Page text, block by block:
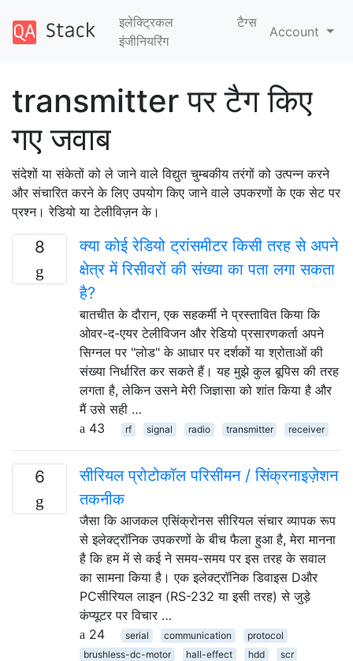
इलेक्ट्रिकल
इंजीनियरिंग
टैग्‍स
Account
transmitter पर टैग किए
गए जवाब
संदेशों या संकेतों को ले जाने वाले विद्युत चुम्बकीय तरंगों को उत्पन्न करने
और संचारित करने के लिए उपयोग किए जाने वाले उपकरणों के एक सेट पर
प्रश्न। रेडियो या टेलीविज़न के।
8
क्या कोई रेडियो ट्रांसमीटर किसी तरह से अपने
क्षेत्र में रिसीवरों की संख्या का पता लगा सकता
है?
बातचीत के दौरान, एक सहकर्मी ने प्रस्तावित किया कि
ओवर-द-एयर टेलीविजन और रेडियो प्रसारणकर्ता अपने
सिग्नल पर "लोड" के आधार पर दर्शकों या श्रोताओं की
संख्या निर्धारित कर सकते हैं। यह मुझे कुल बूपिस की तरह
लगता है, लेकिन उसने मेरी जिज्ञासा को शांत किया है और
मैं उसे सही …
43
rf signal radio transmitter receiver
6
सीरियल प्रोटोकॉल परिसीमन / सिंक्रनाइज़ेशन
तकनीक
जैसा कि आजकल एसिंक्रोनस सीरियल संचार व्यापक रूप
से इलेक्ट्रॉनिक उपकरणों के बीच फैला हुआ है, मेरा मानना ​​
है कि हम में से कई ने समय-समय पर इस तरह के सवाल
का सामना किया है। एक इलेक्ट्रॉनिक डिवाइस Dऔर
PCसीरियल लाइन (RS-232 या इसी तरह) से जुड़े
कंप्यूटर पर विचार …
24
serial communication
protocol
brushless-dc-motor
hall-effect hdd
scr